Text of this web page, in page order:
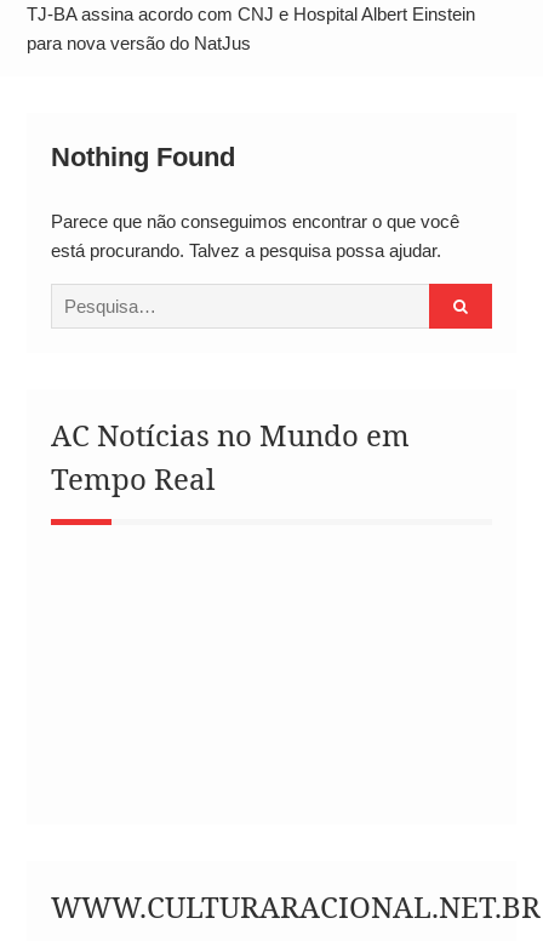
Alto
TJ-BA assina acordo com CNJ e Hospital Albert Einstein
para nova versão do NatJus
Nothing Found
Parece que não conseguimos encontrar o que você
está procurando. Talvez a pesquisa possa ajudar.
Procurar
por:
AC Notícias no Mundo em
Tempo Real
WWW.CULTURARACIONAL.NET.BR